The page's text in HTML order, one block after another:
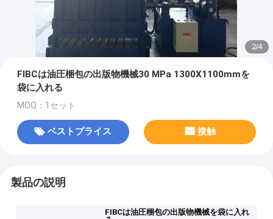
2/4
FIBCは油圧梱包の出版物機械30 MPa 1300X1100mmを
袋に入れる
MOQ：1セット
ベストプライス 接触
製品の説明
FIBCは油圧梱包の出版物機械を袋に入れ